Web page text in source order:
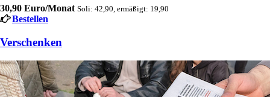
30,90 Euro/Monat Soli: 42,90, ermäßigt: 19,90
Bestellen
Verschenken